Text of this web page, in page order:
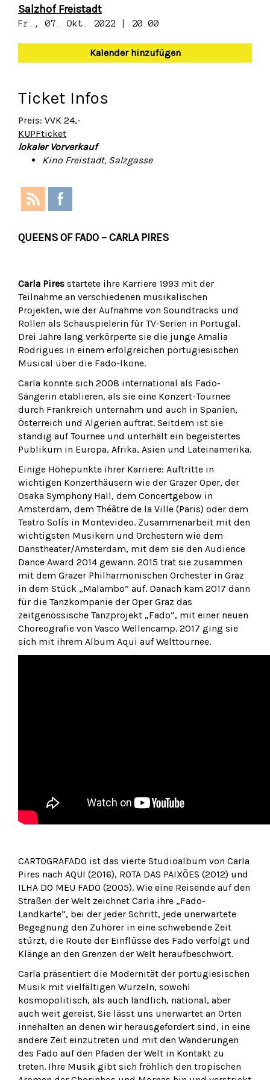
Salzhof Freistadt
Fr., 07. Okt. 2022 | 20:00
Kalender hinzufügen
Ticket Infos
Preis: VVK 24,-
KUPFticket
lokaler Vorverkauf
Kino Freistadt, Salzgasse
QUEENS OF FADO – CARLA PIRES
Carla Pires startete ihre Karriere 1993 mit der
Teilnahme an verschiedenen musikalischen
Projekten, wie der Aufnahme von Soundtracks und
Rollen als Schauspielerin für TV-Serien in Portugal.
Drei Jahre lang verkörperte sie die junge Amalia
Rodrigues in einem erfolgreichen portugiesischen
Musical über die Fado-Ikone.
Carla konnte sich 2008 international als Fado-
Sängerin etablieren, als sie eine Konzert-Tournee
durch Frankreich unternahm und auch in Spanien,
Österreich und Algerien auftrat. Seitdem ist sie
ständig auf Tournee und unterhält ein begeistertes
Publikum in Europa, Afrika, Asien und Lateinamerika.
Einige Höhepunkte ihrer Karriere: Auftritte in
wichtigen Konzerthäusern wie der Grazer Oper, der
Osaka Symphony Hall, dem Concertgebow in
Amsterdam, dem Théâtre de la Ville (Paris) oder dem
Teatro Solís in Montevideo. Zusammenarbeit mit den
wichtigsten Musikern und Orchestern wie dem
Danstheater/Amsterdam, mit dem sie den Audience
Dance Award 2014 gewann. 2015 trat sie zusammen
mit dem Grazer Philharmonischen Orchester in Graz
in dem Stück „Malambo” auf. Danach kam 2017 dann
für die Tanzkompanie der Oper Graz das
zeitgenössische Tanzprojekt „Fado”, mit einer neuen
Choreografie von Vasco Wellencamp. 2017 ging sie
sich mit ihrem Album Aqui auf Welttournee.
CARTOGRAFADO ist das vierte Studioalbum von Carla
Pires nach AQUI (2016), ROTA DAS PAIXÕES (2012) und
ILHA DO MEU FADO (2005). Wie eine Reisende auf den
Straßen der Welt zeichnet Carla ihre „Fado-
Landkarte”, bei der jeder Schritt, jede unerwartete
Begegnung den Zuhörer in eine schwebende Zeit
stürzt, die Route der Einflüsse des Fado verfolgt und
Klänge an den Grenzen der Welt heraufbeschwört.
Carla präsentiert die Modernität der portugiesischen
Musik mit vielfältigen Wurzeln, sowohl
kosmopolitisch, als auch ländlich, national, aber
auch weit gereist. Sie lässt uns unerwartet an Orten
innehalten an denen wir herausgefordert sind, in eine
andere Zeit einzutreten und mit den Wanderungen
des Fado auf den Pfaden der Welt in Kontakt zu
treten. Ihre Musik gibt sich fröhlich den tropischen